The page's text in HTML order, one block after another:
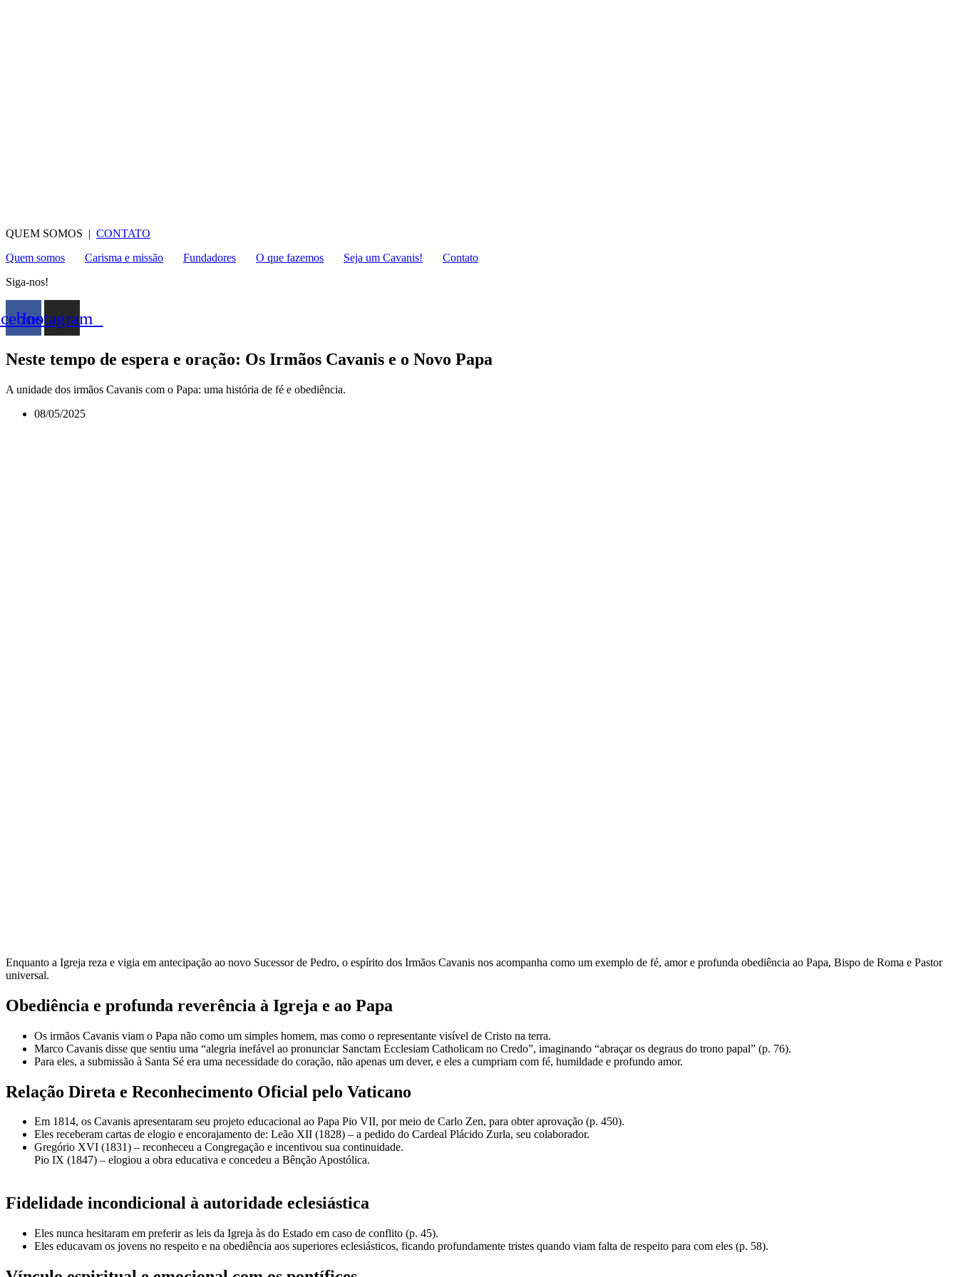
QUEM SOMOS | CONTATO
Quem somos
Carisma e missão Fundadores O que fazemos Seja um Cavanis!
Contato
Siga-nos!
Instagram
Neste tempo de espera e oração: Os Irmãos Cavanis e o Novo Papa
A unidade dos irmãos Cavanis com o Papa: uma história de fé e obediência.
08/05/2025
Enquanto a Igreja reza e vigia em antecipação ao novo Sucessor de Pedro, o espírito dos Irmãos Cavanis nos acompanha como um exemplo de fé, amor e profunda obediência ao Papa, Bispo de Roma e Pastor
universal.
Obediência e profunda reverência à Igreja e ao Papa
Os irmãos Cavanis viam o Papa não como um simples homem, mas como o representante visível de Cristo na terra.
Marco Cavanis disse que sentiu uma “alegria inefável ao pronunciar Sanctam Ecclesiam Catholicam no Credo”, imaginando “abraçar os degraus do trono papal” (p. 76).
Para eles, a submissão à Santa Sé era uma necessidade do coração, não apenas um dever, e eles a cumpriam com fé, humildade e profundo amor.
Relação Direta e Reconhecimento Oficial pelo Vaticano
Em 1814, os Cavanis apresentaram seu projeto educacional ao Papa Pio VII, por meio de Carlo Zen, para obter aprovação (p. 450).
Eles receberam cartas de elogio e encorajamento de: Leão XII (1828) – a pedido do Cardeal Plácido Zurla, seu colaborador.
Gregório XVI (1831) – reconheceu a Congregação e incentivou sua continuidade.
Pio IX (1847) – elogiou a obra educativa e concedeu a Bênção Apostólica.
Fidelidade incondicional à autoridade eclesiástica
Eles nunca hesitaram em preferir as leis da Igreja às do Estado em caso de conflito (p. 45).
Eles educavam os jovens no respeito e na obediência aos superiores eclesiásticos, ficando profundamente tristes quando viam falta de respeito para com eles (p. 58).